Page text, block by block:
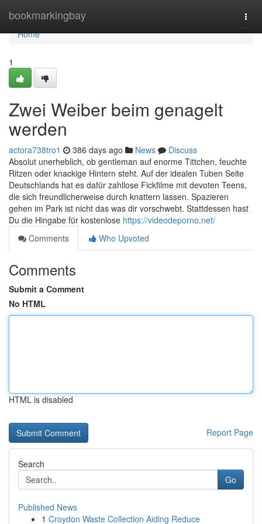
bookmarkingbay
Home
Home
1
Zwei Weiber beim genagelt
werden
actora738tro1 386 days ago News
Discuss
Absolut unerheblich, ob gentleman auf enorme Tittchen, feuchte
Ritzen oder knackige Hintern steht. Auf der idealen Tuben Seite
Deutschlands hat es dafür zahllose Fickfilme mit devoten Teens,
die sich freundlicherweise durch knattern lassen. Spazieren
gehen im Park ist nicht das was dir vorschwebt. Stattdessen hast
Du die Hingabe für kostenlose https://videodeporno.net/
Comments
Who Upvoted
Comments
Submit a Comment
No HTML
HTML is disabled
Report Page
Search
Go
Published News
1 Croydon Waste Collection Aiding Reduce